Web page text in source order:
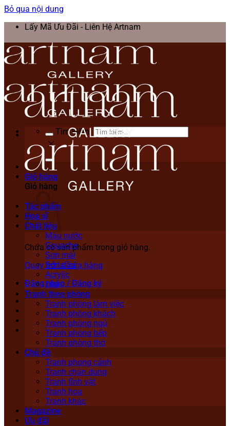
Bỏ qua nội dung
Lấy Mã Ưu Đãi - Liên Hệ Artnam
Tìm kiếm:
Giỏ hàng
Giỏ hàng
Chưa có sản phẩm trong giỏ hàng.
Quay trở lại cửa hàng
Đăng nhập / Đăng ký
Tác phẩm
Họa sĩ
Chất liệu
Màu nước
Gouache
Sơn mài
Sơn dầu
Acrylic
Lụa
Tranh theo phòng
Tranh phòng làm việc
Tranh phòng khách
Tranh phòng ngủ
Tranh phòng bếp
Tranh phòng thờ
Chủ đề
Tranh phong cảnh
Tranh chân dung
Tranh tĩnh vật
Tranh hoa
Tranh khác
Magazine
Ưu đãi